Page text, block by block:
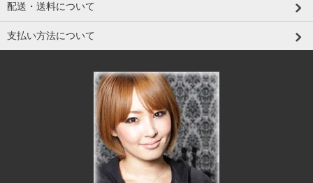
配送・送料について
支払い方法について